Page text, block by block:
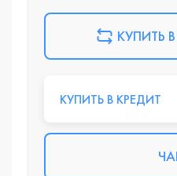
КУПИТЬ В
КУПИТЬ В КРЕДИТ